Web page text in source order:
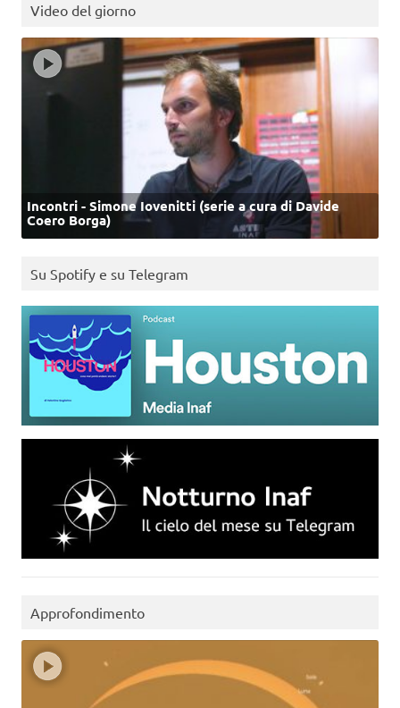
Video del giorno
Incontri - Simone Iovenitti (serie a cura di Davide
Coero Borga)
Su Spotify e su Telegram
Approfondimento